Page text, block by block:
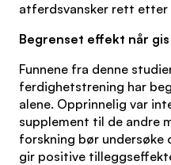
atferdsvansker rett
Begrenset effekt når
Funnene fra denne
ferdighetstrening har
alene. Opprinnelig var
supplement til de andre
forskning bør undersøke
gir positive